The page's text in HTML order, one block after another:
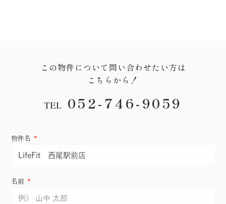
この物件について問い合わせたい方は
こちらから！
TEL 052-746-9059
物件名
名前